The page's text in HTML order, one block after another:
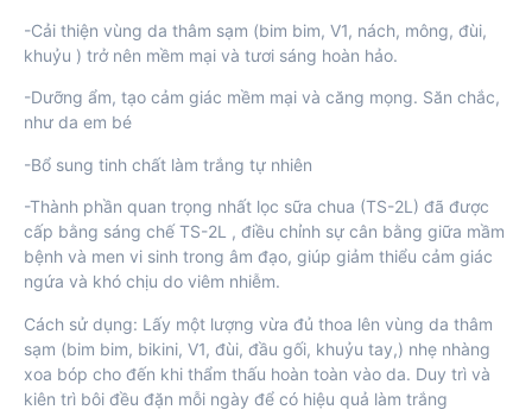
-Cải thiện vùng da thâm sạm (bim bim, V1, nách, mông, đùi,
khuỷu ) trở nên mềm mại và tươi sáng hoàn hảo.
-Dưỡng ẩm, tạo cảm giác mềm mại và căng mọng. Săn chắc,
như da em bé
-Bổ sung tinh chất làm trắng tự nhiên
-Thành phần quan trọng nhất lọc sữa chua (TS-2L) đã được
cấp bằng sáng chế TS-2L , điều chỉnh sự cân bằng giữa mầm
bệnh và men vi sinh trong âm đạo, giúp giảm thiểu cảm giác
ngứa và khó chịu do viêm nhiễm.
Cách sử dụng: Lấy một lượng vừa đủ thoa lên vùng da thâm
sạm (bim bim, bikini, V1, đùi, đầu gối, khuỷu tay,) nhẹ nhàng
xoa bóp cho đến khi thẩm thấu hoàn toàn vào da. Duy trì và
kiên trì bôi đều đặn mỗi ngày để có hiệu quả làm trắng